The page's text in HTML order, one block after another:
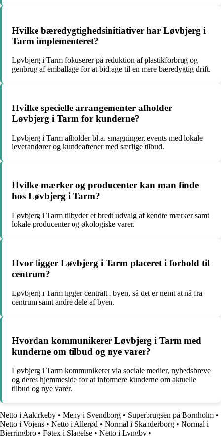
Hvilke bæredygtighedsinitiativer har Løvbjerg i
Tarm implementeret?
Løvbjerg i Tarm fokuserer på reduktion af plastikforbrug og
genbrug af emballage for at bidrage til en mere bæredygtig drift.
Hvilke specielle arrangementer afholder
Løvbjerg i Tarm for kunderne?
Løvbjerg i Tarm afholder bl.a. smagninger, events med lokale
leverandører og kundeaftener med særlige tilbud.
Hvilke mærker og producenter kan man finde
hos Løvbjerg i Tarm?
Løvbjerg i Tarm tilbyder et bredt udvalg af kendte mærker samt
lokale producenter og økologiske varer.
Hvor ligger Løvbjerg i Tarm placeret i forhold til
centrum?
Løvbjerg i Tarm ligger centralt i byen, så det er nemt at nå fra
centrum samt andre dele af byen.
Hvordan kommunikerer Løvbjerg i Tarm med
kunderne om tilbud og nye varer?
Løvbjerg i Tarm kommunikerer via sociale medier, nyhedsbreve
og deres hjemmeside for at informere kunderne om aktuelle
tilbud og nye varer.
Netto i Aakirkeby • Meny i Svendborg • Superbrugsen på Bornholm •
Netto i Vojens • Netto i Allerød • Normal i Skanderborg • Normal i
Bjerringbro • Føtex i Slagelse • Netto i Lyngby •